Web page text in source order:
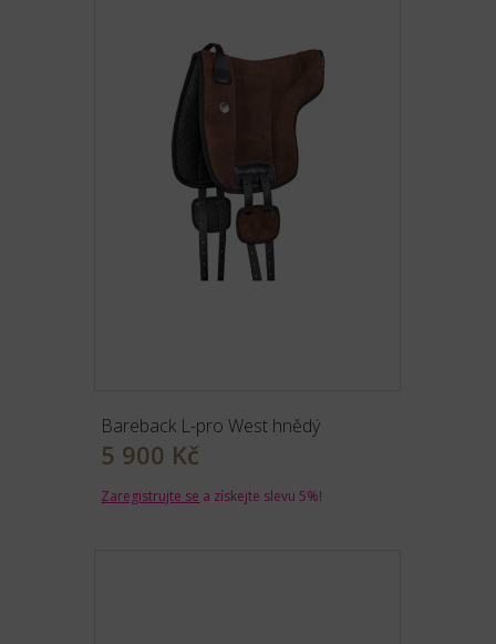
Bareback L-pro West hnědý
5 900 Kč
Zaregistrujte se a získejte slevu 5%!